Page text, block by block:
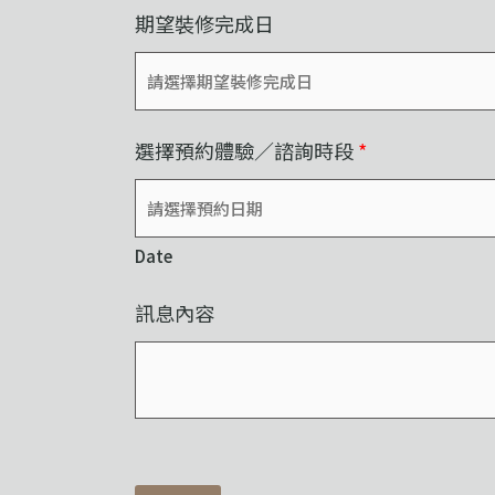
期望裝修完成日
選擇預約體驗／諮詢時段*
Date
訊息內容